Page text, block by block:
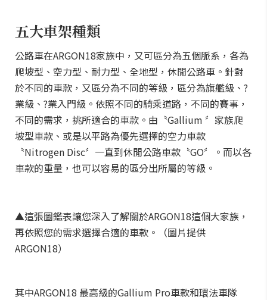
五大車架種類
公路車在ARGON18家族中，又可區分為五個脈系，各為
爬坡型、空力型、耐力型、全地型，休閒公路車。針對
於不同的車款，又區分為不同的等級，區分為旗艦級、?
業級、?業入門級。依照不同的騎乘道路，不同的賽事，
不同的需求，挑所適合的車款。由〝Gallium 〞家族爬
坡型車款、或是以平路為優先選擇的空力車款
〝Nitrogen Disc〞一直到休閒公路車款〝GO〞。而以各
車款的重量，也可以容易的區分出所屬的等級。
▲這張圖鑑表讓您深入了解關於ARGON18這個大家族，
再依照您的需求選擇合適的車款。（圖片提供
ARGON18）
其中ARGON18 最高級的Gallium Pro車款和環法車隊